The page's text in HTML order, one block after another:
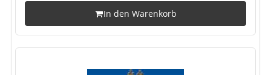
In den Warenkorb